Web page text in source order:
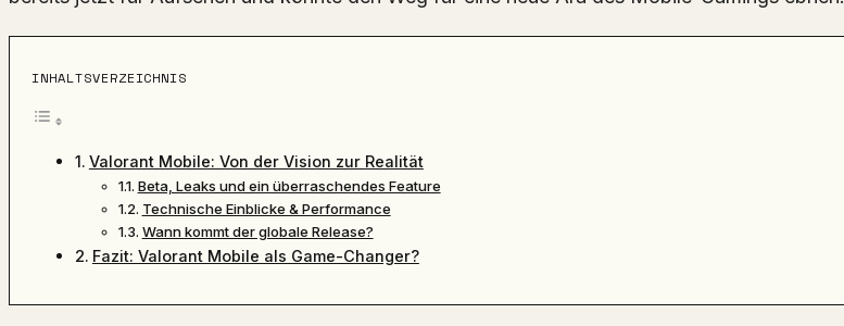
INHALTSVERZEICHNIS
Valorant Mobile: Von der Vision zur Realität
Beta, Leaks und ein überraschendes Feature
Technische Einblicke & Performance
Wann kommt der globale Release?
Fazit: Valorant Mobile als Game-Changer?